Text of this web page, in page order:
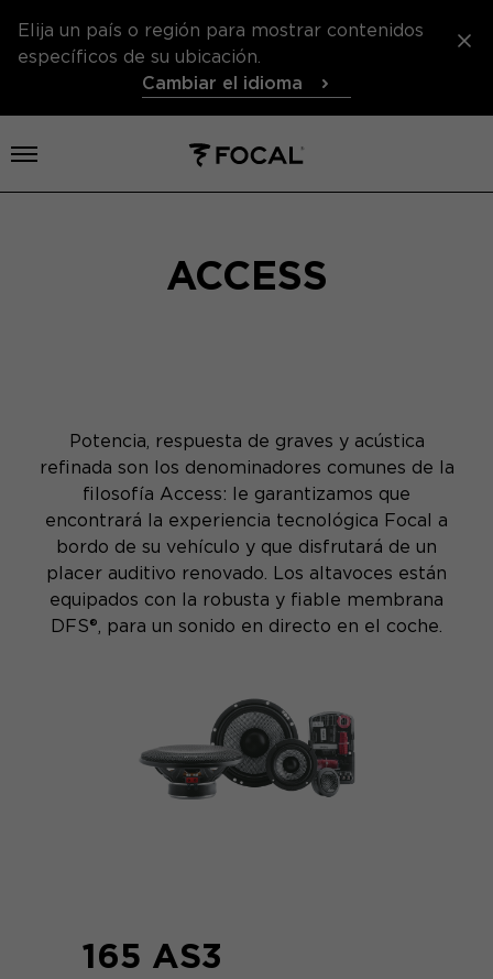
Elija un país o región para mostrar contenidos
específicos de su ubicación.
Cambiar el idioma
Abrir el menú
ACCESS
Potencia, respuesta de graves y acústica
refinada son los denominadores comunes de la
filosofía Access: le garantizamos que
encontrará la experiencia tecnológica Focal a
bordo de su vehículo y que disfrutará de un
placer auditivo renovado. Los altavoces están
equipados con la robusta y fiable membrana
DFS®, para un sonido en directo en el coche.
165 AS3